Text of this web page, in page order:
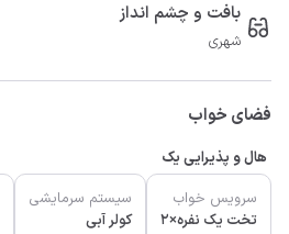
بافت و چشم انداز
شهری
فضای خواب
هال و پذیرایی یک
سرویس خواب
تخت یک نفره×2
سیستم سرمایشی
کولر آبی